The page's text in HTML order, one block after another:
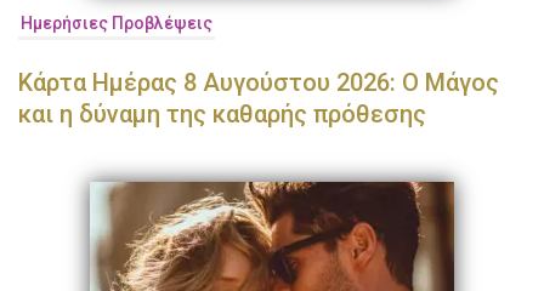
Ημερήσιες Προβλέψεις
Κάρτα Ημέρας 8 Αυγούστου 2026: Ο Μάγος
και η δύναμη της καθαρής πρόθεσης